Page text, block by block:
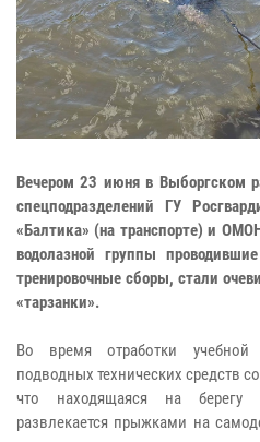
Вечером 23 июня в Выборгском
спецподразделений ГУ
«Балтика» (на транспорте) и
водолазной группы
тренировочные сборы, стали
«тарзанки».
Во время отработки
подводных технических средств
что находящаяся на
развлекается прыжками на